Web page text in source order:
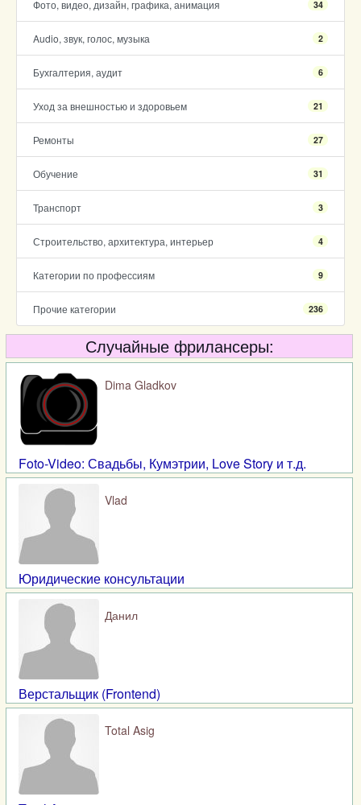
Фото, видео, дизайн, графика, анимация 34
Audio, звук, голос, музыка 2
Бухгалтерия, аудит 6
Уход за внешностью и здоровьем 21
Ремонты 27
Обучение 31
Транспорт 3
Строительство, архитектура, интерьер 4
Категории по профессиям 9
Прочие категории 236
Случайные фрилансеры:
Dima Gladkov
Foto-Video: Свадьбы, Кумэтрии, Love Story и т.д.
Vlad
Юридические консультации
Данил
Верстальщик (Frontend)
Total Asig